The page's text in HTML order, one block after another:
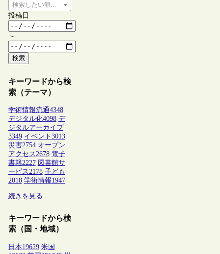
検索したい館種を選択してください
投稿日
～
検索
キーワードから検
索（テーマ）
学術情報流通4348
デジタル化4098 デ
ジタルアーカイブ
3349 イベント 3013
災害2754 オープン
アクセス2678 電子
書籍2227 図書館サ
ービス2178 子ども
2018 学術情報1947
続きを見る
キーワードから検
索（国・地域）
日本19629 米国